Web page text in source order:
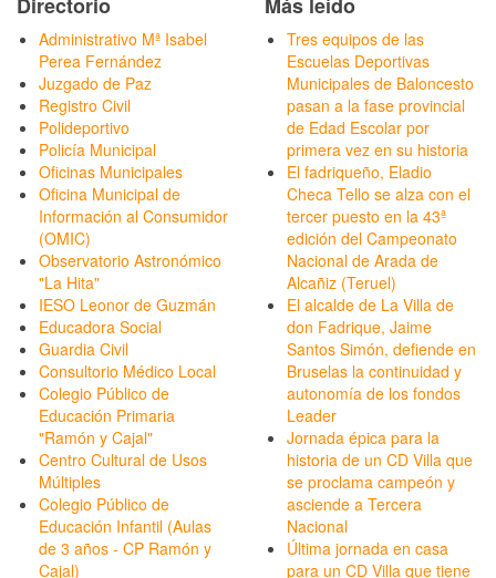
Directorio
Administrativo Mª Isabel
Perea Fernández
Juzgado de Paz
Registro Civil
Polideportivo
Policía Municipal
Oficinas Municipales
Oficina Municipal de
Información al Consumidor
(OMIC)
Observatorio Astronómico
"La Hita"
IESO Leonor de Guzmán
Educadora Social
Guardia Civil
Consultorio Médico Local
Colegio Público de
Educación Primaria
"Ramón y Cajal"
Centro Cultural de Usos
Múltiples
Colegio Público de
Educación Infantil (Aulas
de 3 años - CP Ramón y
Cajal)
Más leído
Tres equipos de las
Escuelas Deportivas
Municipales de Baloncesto
pasan a la fase provincial
de Edad Escolar por
primera vez en su historia
El fadriqueño, Eladio
Checa Tello se alza con el
tercer puesto en la 43ª
edición del Campeonato
Nacional de Arada de
Alcañiz (Teruel)
El alcalde de La Villa de
don Fadrique, Jaime
Santos Simón, defiende en
Bruselas la continuidad y
autonomía de los fondos
Leader
Jornada épica para la
historia de un CD Villa que
se proclama campeón y
asciende a Tercera
Nacional
Última jornada en casa
para un CD Villa que tiene